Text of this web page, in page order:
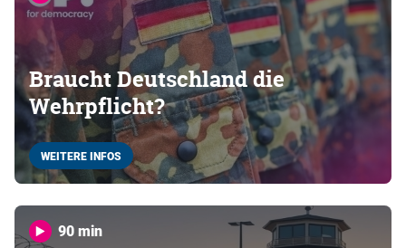
Braucht Deutschland die
Wehrpflicht?
WEITERE INFOS
90 min